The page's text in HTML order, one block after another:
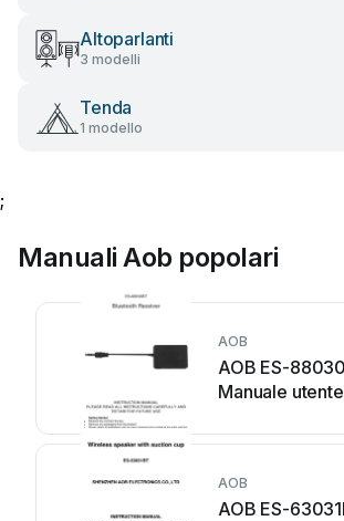
Altoparlanti
3 modelli
Tenda
1 modello
;
Manuali Aob popolari
AOB
AOB ES-
Manuale utente
AOB
AOB ES-